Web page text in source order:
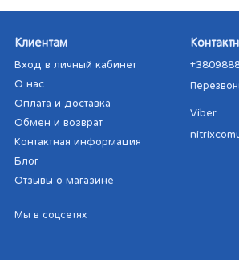
Клиентам
Вход в личный кабинет
О нас
Оплата и доставка
Обмен и возврат
Контактная информация
Блог
Отзывы о магазине
Мы в соцсетях
Viber